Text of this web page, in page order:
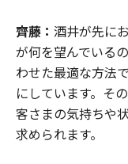
齊藤： 酒井が先に
が何を望んでいる
わせた最適な方法
にしています。そ
客さまの気持ちや
求められます。